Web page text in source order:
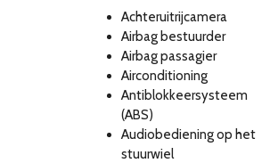
Achteruitrijcamera
Airbag bestuurder
Airbag passagier
Airconditioning
Antiblokkeersysteem
(ABS)
Audiobediening op het
stuurwiel